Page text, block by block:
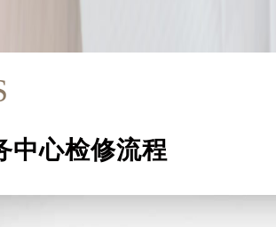
中心检修流程